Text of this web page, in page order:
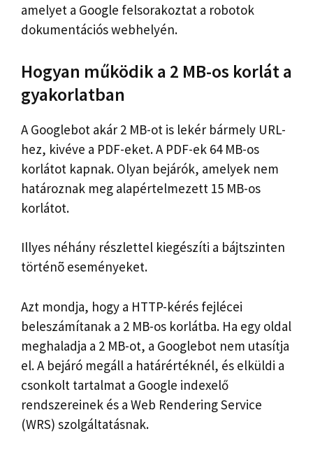
amelyet a Google felsorakoztat a robotok
dokumentációs webhelyén.
Hogyan működik a 2 MB-os korlát a
gyakorlatban
A Googlebot akár 2 MB-ot is lekér bármely URL-
hez, kivéve a PDF-eket. A PDF-ek 64 MB-os
korlátot kapnak. Olyan bejárók, amelyek nem
határoznak meg alapértelmezett 15 MB-os
korlátot.
Illyes néhány részlettel kiegészíti a bájtszinten
történõ eseményeket.
Azt mondja, hogy a HTTP-kérés fejlécei
beleszámítanak a 2 MB-os korlátba. Ha egy oldal
meghaladja a 2 MB-ot, a Googlebot nem utasítja
el. A bejáró megáll a határértéknél, és elküldi a
csonkolt tartalmat a Google indexelő
rendszereinek és a Web Rendering Service
(WRS) szolgáltatásnak.